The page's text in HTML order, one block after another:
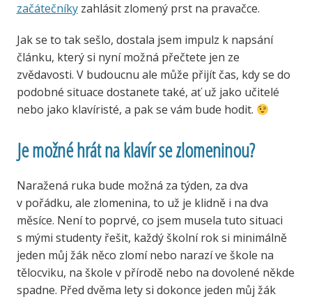
začátečníkyzahlásit zlomený prst na pravačce.
Jak se to tak sešlo, dostala jsem impulz k napsání
článku, který si nyní možná přečtete jen ze
zvědavosti. V budoucnu ale může přijít čas, kdy se do
podobné situace dostanete také, ať už jako učitelé
nebo jako klavíristé, a pak se vám bude hodit.
Je možné hrát na klavír se zlomeninou?
Naražená ruka bude možná za týden, za dva
v pořádku, ale zlomenina, to už je klidně i na dva
měsíce. Není to poprvé, co jsem musela tuto situaci
s mými studenty řešit, každý školní rok si minimálně
jeden můj žák něco zlomí nebo narazí ve škole na
tělocviku, na škole v přírodě nebo na dovolené někde
spadne. Před dvěma lety si dokonce jeden můj žák